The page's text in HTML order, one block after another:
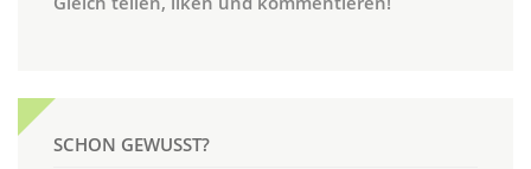
SCHON GEWUSST?